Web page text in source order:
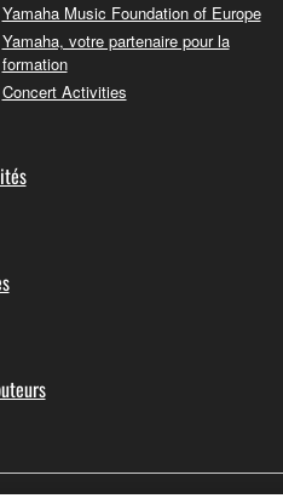
Yamaha Music Foundation of Europe
Yamaha, votre partenaire pour la
formation
Concert Activities